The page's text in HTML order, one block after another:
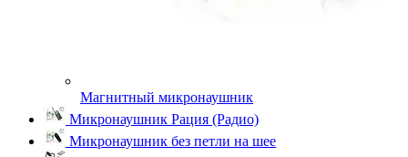
Магнитный микронаушник
Микронаушник Рация (Радио)
Микронаушник без петли на шее